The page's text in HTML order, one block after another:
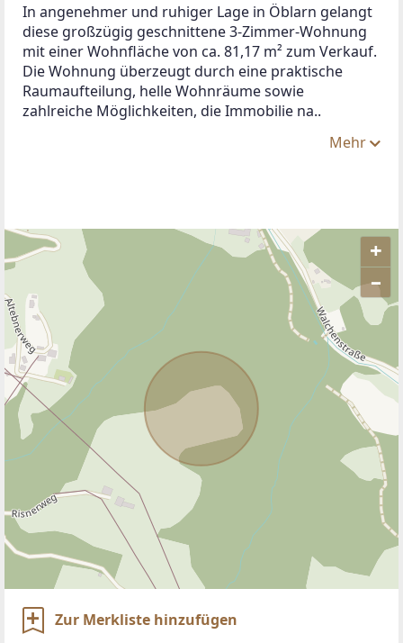
In angenehmer und ruhiger Lage in Öblarn gelangt
diese großzügig geschnittene 3-Zimmer-Wohnung
mit einer Wohnfläche von ca. 81,17 m² zum Verkauf.
Die Wohnung überzeugt durch eine praktische
Raumaufteilung, helle Wohnräume sowie
zahlreiche Möglichkeiten, die Immobilie na..
Mehr
+
–
ANBIETER KONTAKTIEREN
Zur Merkliste hinzufügen